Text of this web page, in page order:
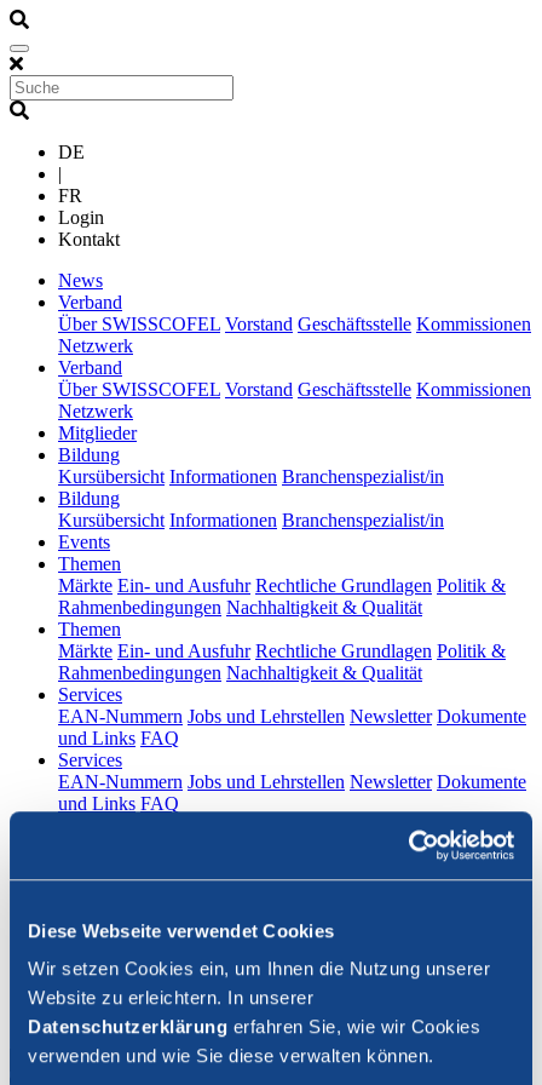
Diese Webseite verwendet Cookies
Wir setzen Cookies ein, um Ihnen die Nutzung unserer
Website zu erleichtern. In unserer
Datenschutzerklärung erfahren Sie, wie wir Cookies
verwenden und wie Sie diese verwalten können.
DE
|
FR
Login
Kontakt
News(current)
Verband
Über SWISSCOFEL Vorstand Geschäftsstelle Kommissionen
Netzwerk
Verband
Über SWISSCOFEL Vorstand Geschäftsstelle Kommissionen
Netzwerk
Mitglieder(current)
Bildung(current)
Kursübersicht Informationen Branchenspezialist/in
Bildung(current)
Kursübersicht Informationen Branchenspezialist/in
Events(current)
Themen
Märkte Ein- und Ausfuhr Rechtliche Grundlagen Politik &
Rahmenbedingungen Nachhaltigkeit & Qualität
Themen
Märkte Ein- und Ausfuhr Rechtliche Grundlagen Politik &
Rahmenbedingungen Nachhaltigkeit & Qualität
Services(current)
EAN-Nummern Jobs und Lehrstellen Newsletter Dokumente
und Links FAQ
Services(current)
EAN-Nummern Jobs und Lehrstellen Newsletter Dokumente
und Links FAQ
FR
Login
Suche schliessen